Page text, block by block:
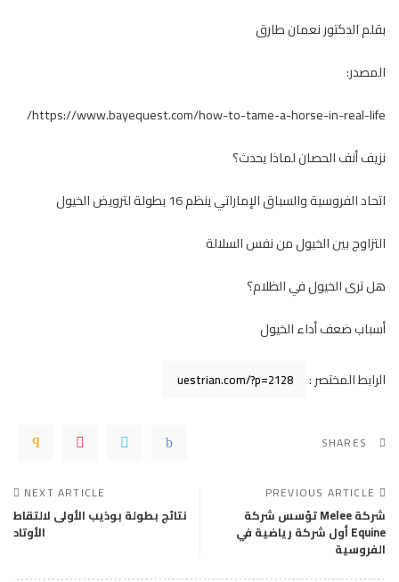
بقلم الدكتور نعمان طارق
المصدر:
https://www.bayequest.com/how-to-tame-a-horse-in-real-life/
نزيف أنف الحصان لماذا يحدث؟
اتحاد الفروسية والسباق الإماراتي ينظم 16 بطولة لترويض الخيول
التزاوج بين الخيول من نفس السلالة
هل ترى الخيول في الظلام؟
أسباب ضعف أداء الخيول
الرابط المختصر :
SHARES
PREVIOUS ARTICLE
شركة Melee تؤسس شركة
Equine أول شركة رياضية في
الفروسية
NEXT ARTICLE
نتائج بطولة بوذيب الأولى لالتقاط
الأوتاد